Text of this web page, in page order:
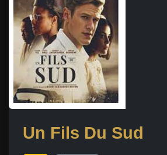
Un Fils Du Sud